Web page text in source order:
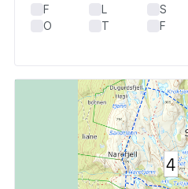
F L S
O
T F